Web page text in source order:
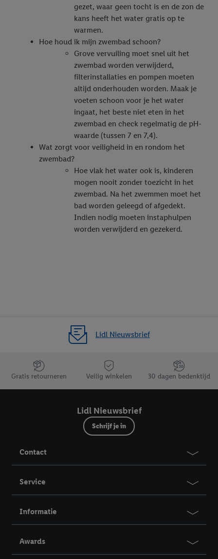
gezet, waar geen tocht is en de zon de
kans heeft het water gratis op te
warmen.
Hoe houd ik mijn zwembad schoon?
Grove vervuiling moet snel uit het
zwembad worden verwijderd,
filterinstallaties en pompen moeten
altijd onderhouden worden. Maak je
voeten schoon voor je het water
ingaat, het beste niet eten in het
zwembad en check regelmatig de pH-
waarde (tussen 7 en 7,4).
Wat zorgt voor veiligheid in en rondom het
zwembad?
Hoe vlak het water ook is, kinderen
mogen nooit zonder toezicht in het
zwembad. Na het zwemmen moet het
bad worden geleegd of afgedekt.
Indien nodig moeten instaphulpen
worden verwijderd en gezekerd.
Lidl Nieuwsbrief
Jouw voordelen bij ons als Lidl webshop klant
Gratis retourneren Veilig winkelen 30 dagen bedenktijd
Lidl Nieuwsbrief
Schrijf je in
Contact
Service
Informatie
Awards